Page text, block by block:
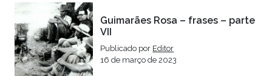
Guimarães Rosa – frases – parte
VII
Publicado por Editor
16 de março de 2023